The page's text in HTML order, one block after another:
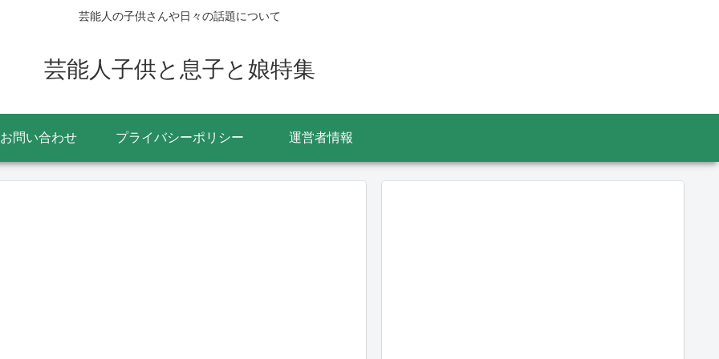
芸能人の子供さんや日々の話題について
芸能人子供と息子と娘特集
お問い合わせ プライバシーポリシー 運営者情報